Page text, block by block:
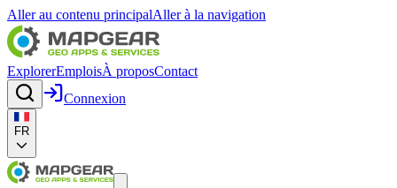
Aller au contenu principalAller à la navigation
ExplorerEmploisÀ proposContact
Connexion
FR